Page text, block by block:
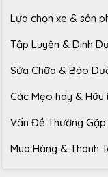
Lựa chọn xe & sản
Tập Luyện & Dinh
Sửa Chữa & Bảo
Các Mẹo hay & Hữu
Vấn Đề Thường Gặp
Mua Hàng & Thanh